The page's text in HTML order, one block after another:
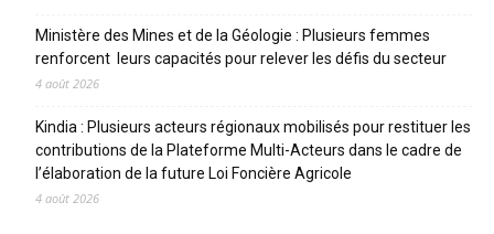
Ministère des Mines et de la Géologie : Plusieurs femmes
renforcent leurs capacités pour relever les défis du secteur
4 août 2026
Kindia : Plusieurs acteurs régionaux mobilisés pour restituer les
contributions de la Plateforme Multi-Acteurs dans le cadre de
l’élaboration de la future Loi Foncière Agricole
4 août 2026